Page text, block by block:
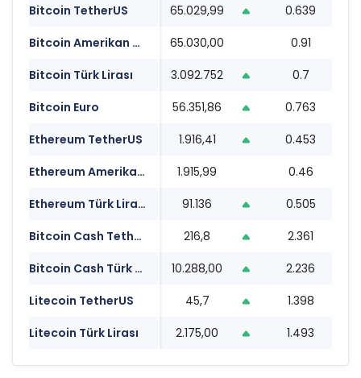
Bitcoin TetherUS
65.029,99 0.639
Bitcoin Amerikan Doları
65.030,00 0.91
Bitcoin Türk Lirası
3.092.752 0.7
Bitcoin Euro
56.351,86 0.763
Ethereum TetherUS
1.916,41 0.453
Ethereum Amerikan Doları
1.915,99 0.46
Ethereum Türk Lirası
91.136 0.505
Bitcoin Cash TetherUS
216,8 2.361
Bitcoin Cash Türk Lirası
10.288,00 2.236
Litecoin TetherUS
45,7 1.398
Litecoin Türk Lirası
2.175,00 1.493